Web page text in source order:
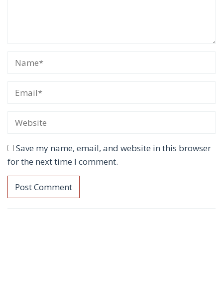
Save my name, email, and website in this browser
for the next time I comment.